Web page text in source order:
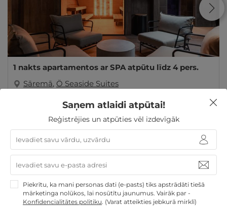
1 nakts apartamentos ar SPA atpūtu līdz 4 pers.
Sāremā, Ö Seaside Suites
Skolēnu brīvlaikam
Atpūta Lieldienu brīvdienās
Atpūta pie jūras
Atpūta maija brīvdienās
Derīgs arī
VASARĀ
3 personu ĢIMENEI
4 personu ĢIMENEI
Atpūta valsts svētkos
Ģimenes atpūta
Saņem atlaidi atpūtai!
Reģistrējies un atpūties vēl izdevīgāk
Piekrītu, ka mani personas dati (e-pasts) tiks apstrādāti tiešā
mārketinga nolūkos, lai nosūtītu jaunumus. Vairāk par -
Konfidencialitātes politiku. (Varat atteikties jebkurā mirklī)